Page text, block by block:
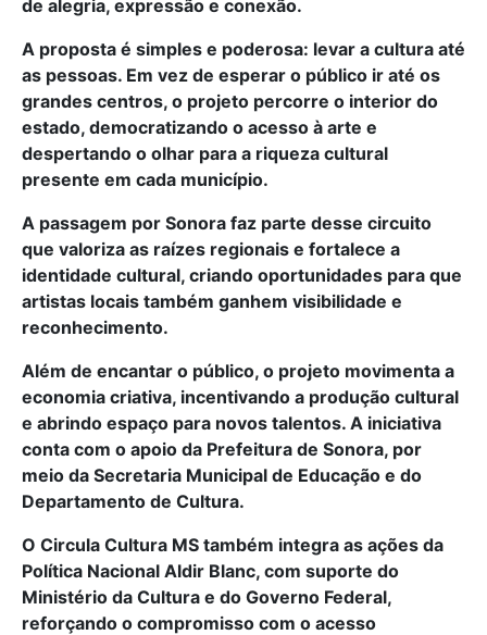
de alegria, expressão e conexão.
A proposta é simples e poderosa: levar a cultura até
as pessoas. Em vez de esperar o público ir até os
grandes centros, o projeto percorre o interior do
estado, democratizando o acesso à arte e
despertando o olhar para a riqueza cultural
presente em cada município.
A passagem por Sonora faz parte desse circuito
que valoriza as raízes regionais e fortalece a
identidade cultural, criando oportunidades para que
artistas locais também ganhem visibilidade e
reconhecimento.
Além de encantar o público, o projeto movimenta a
economia criativa, incentivando a produção cultural
e abrindo espaço para novos talentos. A iniciativa
conta com o apoio da Prefeitura de Sonora, por
meio da Secretaria Municipal de Educação e do
Departamento de Cultura.
O Circula Cultura MS também integra as ações da
Política Nacional Aldir Blanc, com suporte do
Ministério da Cultura e do Governo Federal,
reforçando o compromisso com o acesso